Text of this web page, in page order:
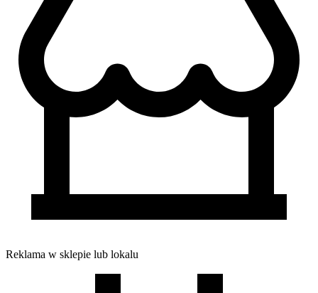
Reklama w sklepie lub lokalu